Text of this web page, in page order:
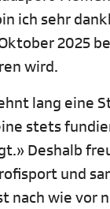
ich sehr
2025
wird.
lang eine
stets
Deshalb
und
nach wie vor